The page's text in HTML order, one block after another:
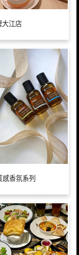
大江店
感香氛系列